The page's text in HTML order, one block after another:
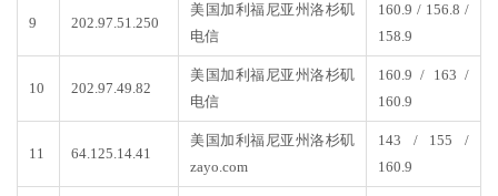
9 202.97.51.250
美国加利福尼亚州洛杉矶
电信
160.9 / 156.8 /
158.9
10 202.97.49.82
美国加利福尼亚州洛杉矶
电信
160.9 / 163 /
160.9
11 64.125.14.41
美国加利福尼亚州洛杉矶
zayo.com
143 / 155 /
160.9